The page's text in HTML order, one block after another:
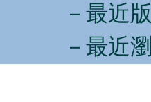
－最近
－最近